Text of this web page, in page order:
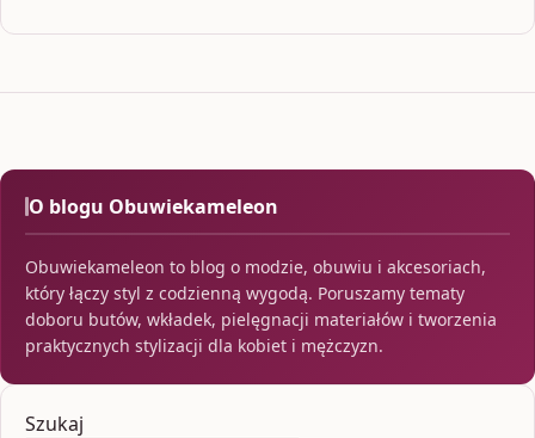
O blogu Obuwiekameleon
Obuwiekameleon to blog o modzie, obuwiu i akcesoriach,
który łączy styl z codzienną wygodą. Poruszamy tematy
doboru butów, wkładek, pielęgnacji materiałów i tworzenia
praktycznych stylizacji dla kobiet i mężczyzn.
Szukaj